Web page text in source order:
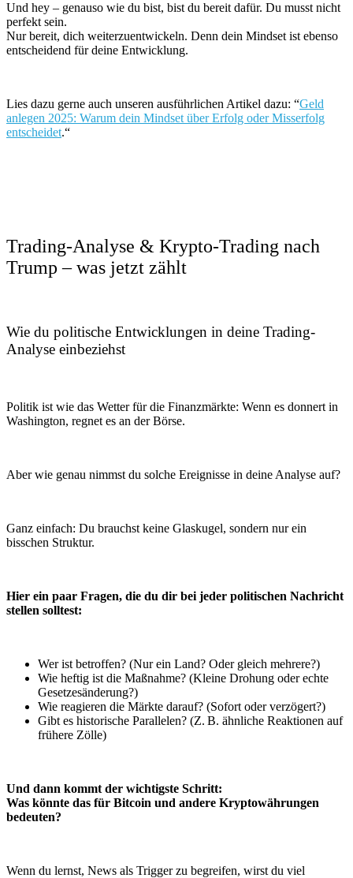
Und hey – genauso wie du bist, bist du bereit dafür. Du musst nicht
perfekt sein.
Nur bereit, dich weiterzuentwickeln. Denn dein Mindset ist ebenso
entscheidend für deine Entwicklung.
Lies dazu gerne auch unseren ausführlichen Artikel dazu: “Geld
anlegen 2025: Warum dein Mindset über Erfolg oder Misserfolg
entscheidet.“
Trading-Analyse & Krypto-Trading nach
Trump – was jetzt zählt
Wie du politische Entwicklungen in deine Trading-
Analyse einbeziehst
Politik ist wie das Wetter für die Finanzmärkte: Wenn es donnert in
Washington, regnet es an der Börse.
Aber wie genau nimmst du solche Ereignisse in deine Analyse auf?
Ganz einfach: Du brauchst keine Glaskugel, sondern nur ein
bisschen Struktur.
Hier ein paar Fragen, die du dir bei jeder politischen Nachricht
stellen solltest:
Wer ist betroffen? (Nur ein Land? Oder gleich mehrere?)
Wie heftig ist die Maßnahme? (Kleine Drohung oder echte
Gesetzesänderung?)
Wie reagieren die Märkte darauf? (Sofort oder verzögert?)
Gibt es historische Parallelen? (Z. B. ähnliche Reaktionen auf
frühere Zölle)
Und dann kommt der wichtigste Schritt:
Was könnte das für Bitcoin und andere Kryptowährungen
bedeuten?
Wenn du lernst, News als Trigger zu begreifen, wirst du viel